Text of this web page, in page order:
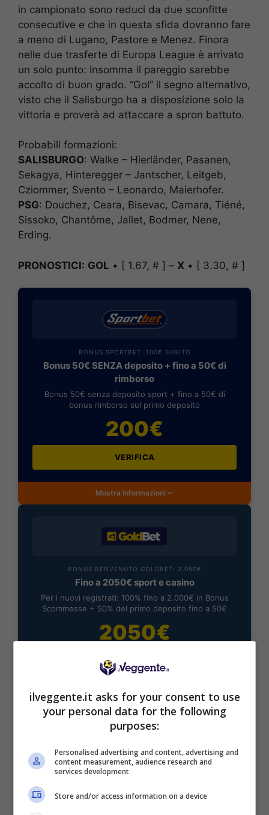
in campionato sono reduci da due sconfitte
consecutive e che in questa sfida dovranno fare
a meno di Lugano, Pastore e Menez. Finora
nelle due trasferte di Europa League è arrivato
un solo punto: insomma il pareggio sarebbe
accolto di buon grado. “Gol” il segno alternativo,
visto che il Salisburgo ha a disposizione solo la
vittoria e proverà ad attaccare a spron battuto.
Probabili formazioni:
SALISBURGO: Walke – Hierländer, Pasanen,
Sekagya, Hinteregger – Jantscher, Leitgeb,
Cziommer, Svento – Leonardo, Maierhofer.
PSG: Douchez, Ceara, Bisevac, Camara, Tiéné,
Sissoko, Chantôme, Jallet, Bodmer, Nene,
Erding.
PRONOSTICI: GOL • [ 1.67, # ] – X • [ 3.30, # ]
BONUS SPORTBET: 100€ SUBITO
Bonus 50€ SENZA deposito + fino a 50€ di
rimborso
Bonus 50€ senza deposito sport + fino a 50€ di
bonus rimborso sul primo deposito
200€
VERIFICA
Mostra Informazioni
BONUS BENVENUTO GOLDBET: 2.050€
Fino a 2050€ sport e casino
Per i nuovi registrati: 100% fino a 2.000€ in Bonus
Scommesse + 50% del primo deposito fino a 50€
2050€
VERIFICA
Mostra Informazioni
BONUS BENVENUTO LOTTOMATICA: 2050€
Per i nuovi utenti della piattaforma: 100% fino a 50€ in
ilveggente.it asks for your consent to use
your personal data for the following
purposes:
Personalised advertising and content, advertising and
content measurement, audience research and
services development
Store and/or access information on a device